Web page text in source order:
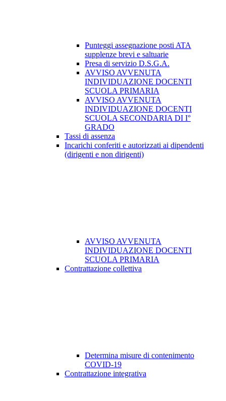
Punteggi assegnazione posti ATA
supplenze brevi e saltuarie
Presa di servizio D.S.G.A.
AVVISO AVVENUTA
INDIVIDUAZIONE DOCENTI
SCUOLA PRIMARIA
AVVISO AVVENUTA
INDIVIDUAZIONE DOCENTI
SCUOLA SECONDARIA DI I°
GRADO
Tassi di assenza
Incarichi conferiti e autorizzati ai dipendenti
(dirigenti e non dirigenti)
AVVISO AVVENUTA
INDIVIDUAZIONE DOCENTI
SCUOLA PRIMARIA
Contrattazione collettiva
Determina misure di contenimento
COVID-19
Contrattazione integrativa